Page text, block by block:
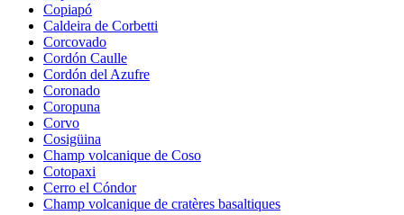
Copiapó
Caldeira de Corbetti
Corcovado
Cordón Caulle
Cordón del Azufre
Coronado
Coropuna
Corvo
Cosigüina
Champ volcanique de Coso
Cotopaxi
Cerro el Cóndor
Champ volcanique de cratères basaltiques